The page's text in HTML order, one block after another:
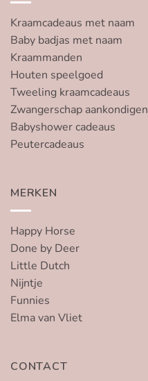
Kraamcadeaus met naam
Baby badjas met naam
Kraammanden
Houten speelgoed
Tweeling kraamcadeaus
Zwangerschap aankondigen
Babyshower cadeaus
Peutercadeaus
MERKEN
Happy Horse
Done by Deer
Little Dutch
Nijntje
Funnies
Elma van Vliet
CONTACT